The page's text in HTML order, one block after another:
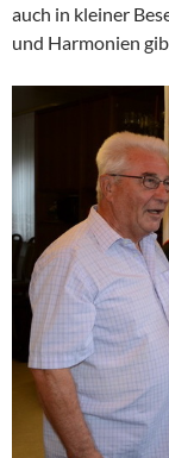
auch in kleiner
und Harmonien